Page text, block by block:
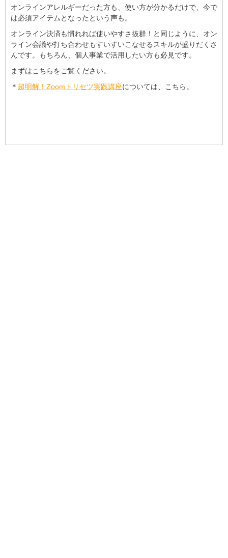
オンラインアレルギーだった方も、使い方が分かるだけで、今で
は必須アイテムとなったという声も。
オンライン決済も慣れれば使いやすさ抜群！と同じように、オン
ライン会議や打ち合わせもすいすいこなせるスキルが盛りだくさ
んです。もちろん、個人事業で活用したい方も必見です。
まずはこちらをご覧ください。
＊ 超明解！Zoomトリセツ実践講座については、こちら。